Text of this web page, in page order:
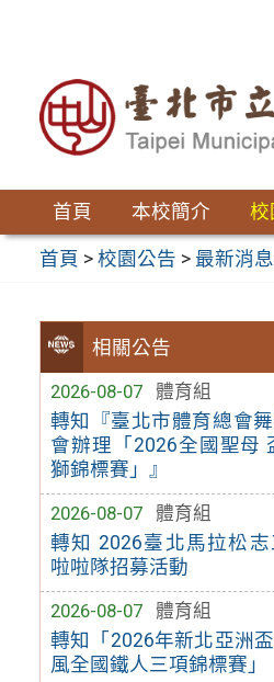
首頁 本校簡介 校
首頁 >校園公告 > 最新消息
相關公告
2026-08-07
體育組
轉知『臺北市體育總會
會辦理「2026全國聖母
獅錦標賽」』
2026-08-07
體育組
轉知 2026臺北馬拉松
啦啦隊招募活動
2026-08-07
體育組
轉知「2026年新北亞洲
風全國鐵人三項錦標賽」